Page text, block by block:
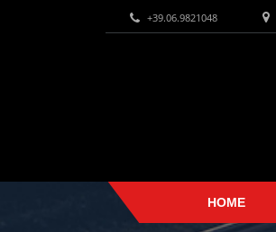
+39.06.9821048
HOME